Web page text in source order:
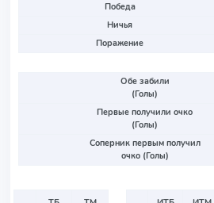
Победа
Ничья
Поражение
Обе забили
(Голы)
Первые получили очко
(Голы)
Соперник первым получил
очко (Голы)